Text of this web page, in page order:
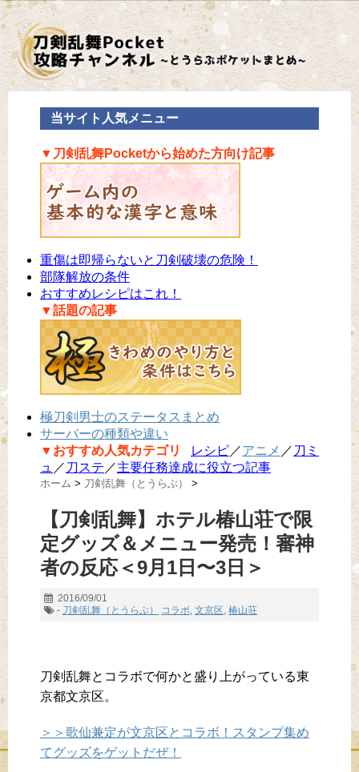
当サイト人気メニュー
▼刀剣乱舞Pocketから始めた方向け記事
重傷は即帰らないと刀剣破壊の危険！
部隊解放の条件
おすすめレシピはこれ！
▼話題の記事
極刀剣男士のステータスまとめ
サーバーの種類や違い
▼おすすめ人気カテゴリ
レシピ／アニメ ／ 刀ミ
ュ ／ 刀ステ ／主要任務達成に役立つ記事
ホーム > 刀剣乱舞（とうらぶ） >
【刀剣乱舞】ホテル椿山荘で限
定グッズ＆メニュー発売！審神
者の反応＜9月1日〜3日＞
2016/09/01
- 刀剣乱舞（とうらぶ） コラボ, 文京区, 椿山荘
刀剣乱舞とコラボで何かと盛り上がっている東
京都文京区。
＞＞歌仙兼定が文京区とコラボ！スタンプ集め
てグッズをゲットだぜ！